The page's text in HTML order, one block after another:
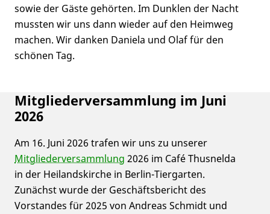
sowie der Gäste gehörten. Im Dunklen der Nacht
mussten wir uns dann wieder auf den Heimweg
machen. Wir danken Daniela und Olaf für den
schönen Tag.
Mitgliederversammlung im Juni
2026
Am 16. Juni 2026 trafen wir uns zu unserer
Mitgliederversammlung 2026 im Café Thusnelda
in der Heilandskirche in Berlin-Tiergarten.
Zunächst wurde der Geschäftsbericht des
Vorstandes für 2025 von Andreas Schmidt und